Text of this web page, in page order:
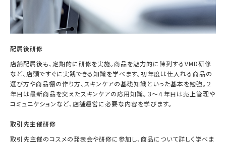
配属後研修
店舗配属後も、定期的に研修を実施。商品を魅力的に陳列するVMD研修
など、店頭ですぐに実践できる知識を学べます。初年度は仕入れる商品の
選び方や商品棚の作り方、スキンケアの基礎知識といった基本を勉強。２
年目は最新商品を交えたスキンケアの応用知識。３～４年目は売上管理や
コミュニケションなど、店舗運営に必要な内容を学びます。
取引先主催研修
取引先主催のコスメの発表会や研修に参加し、商品について詳しく学べま